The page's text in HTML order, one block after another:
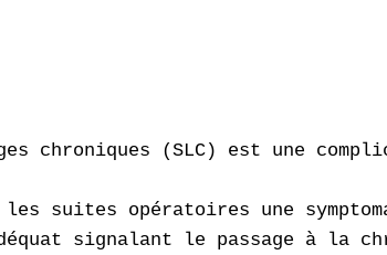
chroniques (SLC) est une
les suites opératoires une
signalant le passage à